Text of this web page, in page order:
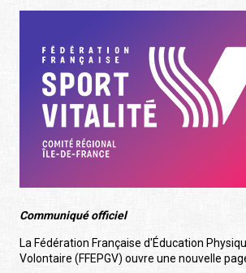
Communiqué officiel
La Fédération Française d'Éducation
Volontaire (FFEPGV) ouvre une nouvelle